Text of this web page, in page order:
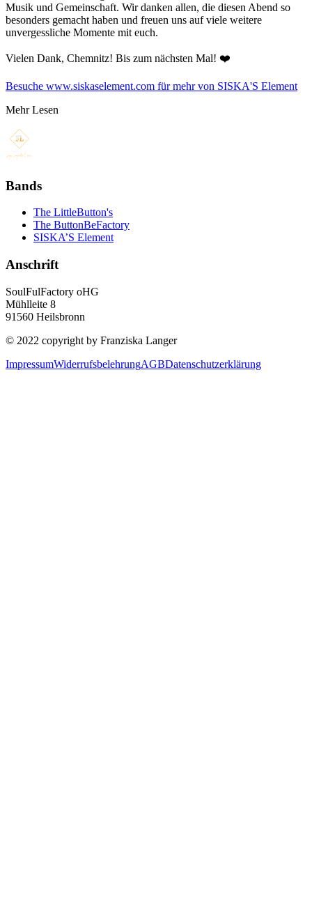
Musik und Gemeinschaft. Wir danken allen, die diesen Abend so
besonders gemacht haben und freuen uns auf viele weitere
unvergessliche Momente mit euch.
Vielen Dank, Chemnitz! Bis zum nächsten Mal! ❤️
Besuche www.siskaselement.com für mehr von SISKA'S Element
Mehr Lesen
Bands
The LittleButton's
The ButtonBeFactory
SISKA’S Element
Anschrift
SoulFulFactory oHG
Mühlleite 8
91560 Heilsbronn
© 2022 copyright by Franziska Langer
ImpressumWiderrufsbelehrungAGBDatenschutzerklärung